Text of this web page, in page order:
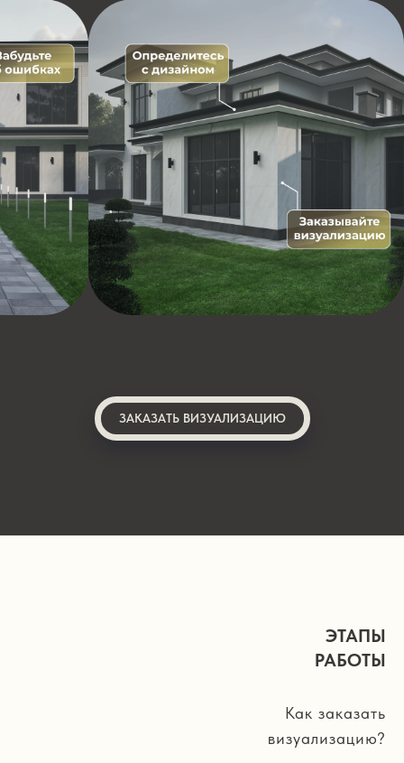
ЗАКАЗАТЬ ВИЗУАЛИЗАЦИЮ
ЭТАПЫ
РАБОТЫ
Как заказать
визуализацию?